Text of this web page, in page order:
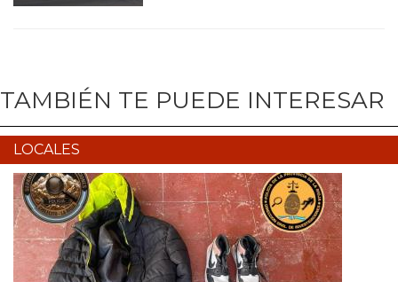
TAMBIÉN TE PUEDE INTERESAR
LOCALES